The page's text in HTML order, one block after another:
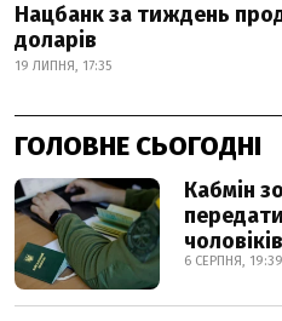
Нацбанк за тиждень
доларів
19 ЛИПНЯ, 17:35
ГОЛОВНЕ СЬОГОДНІ
Кабмін
6 СЕРПНЯ, 19:39